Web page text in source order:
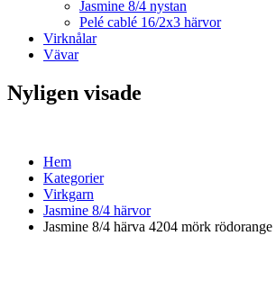
Jasmine 8/4 nystan
Pelé cablé 16/2x3 härvor
Virknålar
Vävar
Nyligen visade
Hem
Kategorier
Virkgarn
Jasmine 8/4 härvor
Jasmine 8/4 härva 4204 mörk rödorange